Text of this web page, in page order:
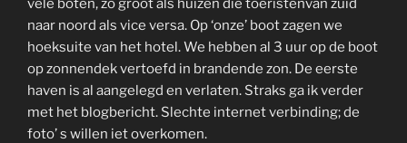
vele boten, zo groot als huizen die toeristenvan zuid
naar noord als vice versa. Op ‘onze’ boot zagen we
hoeksuite van het hotel. We hebben al 3 uur op de boot
op zonnendek vertoefd in brandende zon. De eerste
haven is al aangelegd en verlaten. Straks ga ik verder
met het blogbericht. Slechte internet verbinding; de
foto’ s willen iet overkomen.